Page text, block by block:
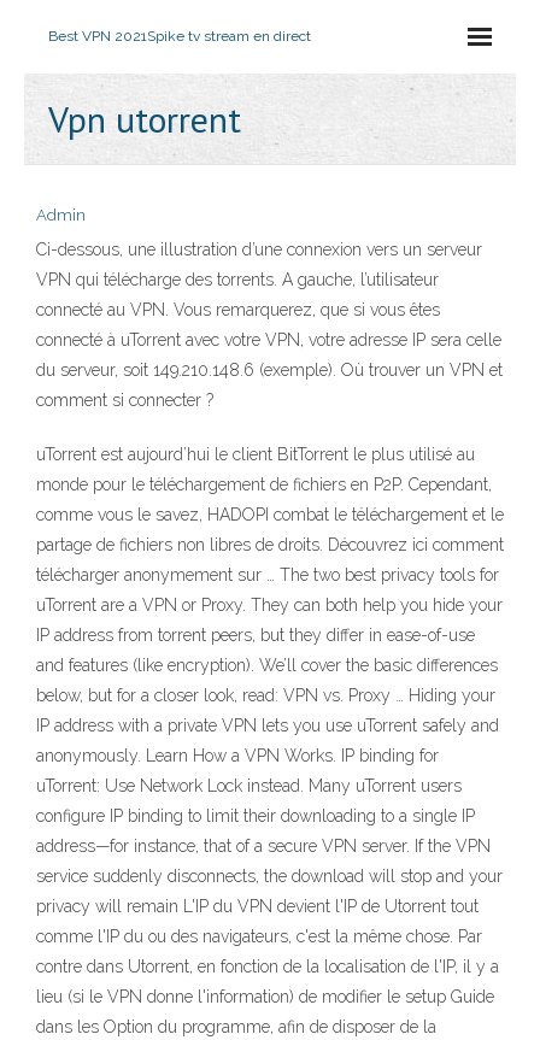
Best VPN 2021Spike tv stream en direct
Vpn utorrent
Admin
Ci-dessous, une illustration d’une connexion vers un serveur
VPN qui télécharge des torrents. A gauche, l’utilisateur
connecté au VPN. Vous remarquerez, que si vous êtes
connecté à uTorrent avec votre VPN, votre adresse IP sera celle
du serveur, soit 149.210.148.6 (exemple). Où trouver un VPN et
comment si connecter ?
uTorrent est aujourd’hui le client BitTorrent le plus utilisé au
monde pour le téléchargement de fichiers en P2P. Cependant,
comme vous le savez, HADOPI combat le téléchargement et le
partage de fichiers non libres de droits. Découvrez ici comment
télécharger anonymement sur … The two best privacy tools for
uTorrent are a VPN or Proxy. They can both help you hide your
IP address from torrent peers, but they differ in ease-of-use
and features (like encryption). We’ll cover the basic differences
below, but for a closer look, read: VPN vs. Proxy … Hiding your
IP address with a private VPN lets you use uTorrent safely and
anonymously. Learn How a VPN Works. IP binding for
uTorrent: Use Network Lock instead. Many uTorrent users
configure IP binding to limit their downloading to a single IP
address—for instance, that of a secure VPN server. If the VPN
service suddenly disconnects, the download will stop and your
privacy will remain L'IP du VPN devient l'IP de Utorrent tout
comme l'IP du ou des navigateurs, c'est la même chose. Par
contre dans Utorrent, en fonction de la localisation de l'IP, il y a
lieu (si le VPN donne l'information) de modifier le setup Guide
dans les Option du programme, afin de disposer de la